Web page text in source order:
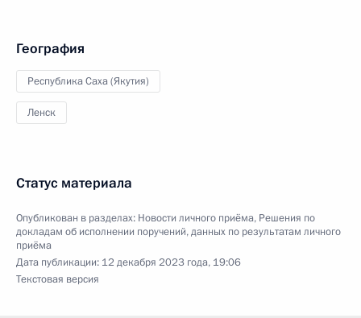
География
Республика Саха (Якутия)
Ленск
Статус материала
Опубликован в разделах: Новости личного приёма, Решения по
докладам об исполнении поручений, данных по результатам личного
приёма
Дата публикации: 12 декабря 2023 года, 19:06
Текстовая версия